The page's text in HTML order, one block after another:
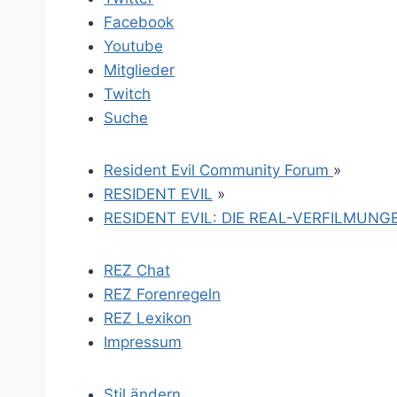
Facebook
Youtube
Mitglieder
Twitch
Suche
Resident Evil Community Forum »
RESIDENT EVIL »
RESIDENT EVIL: DIE REAL-
REZ Chat
REZ Forenregeln
REZ Lexikon
Impressum